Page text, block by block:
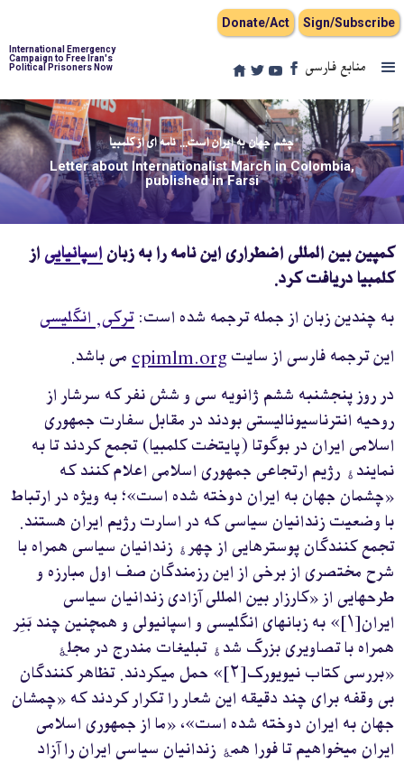
Donate/Act Sign/Subscribe
International Emergency
Campaign to Free Iran's
Political Prisoners Now
منابع فارسی
چشم جهان به ایران است... نامه ای از کلمبیا
Letter about Internationalist March in Colombia,
published in Farsi
کمپین بین المللی اضطراری این نامه را به زبان اسپانیاییاز
کلمبیا دریافت کرد.
به چندین زبان از جمله ترجمه شده است: ترکی, انگلیسی
این ترجمه فارسی از سایتcpimlm.org می باشد.
در روز پنجشنبه ششم ژانویه سی و شش نفر که سرشار از
روحیه انترناسیونالیستی بودند در مقابل سفارت جمهوری
اسلامی ایران در بوگوتا (پایتخت کلمبیا) تجمع کردند تا به
نمایندۀ رژیم ارتجاعی جمهوری اسلامی اعلام کنند که
«چشمان جهان به ایران دوخته شده است»؛ به ویژه در ارتباط
با وضعیت زندانیان سیاسی که در اسارت رژیم ایران هستند.
تجمع کنندگان پوسترهایی از چهرۀ زندانیان سیاسی همراه با
شرح مختصری از برخی از این رزمندگان صف اول مبارزه و
طرحهایی از «کارزار بین المللی آزادی زندانیان سیاسی
ایران[۱]» به زبانهای انگلیسی و اسپانیولی و همچنین چند بَنِر
همراه با تصاویری بزرگ شدۀ تبلیغات مندرج در مجلۀ
«بررسی کتاب نیویورک[۲]» حمل میکردند. تظاهر کنندگان
بی وقفه برای چند دقیقه این شعار را تکرار کردند که «چمشان
جهان به ایران دوخته شده است»، «ما از جمهوری اسلامی
ایران میخواهیم تا فورا همۀ زندانیان سیاسی ایران را آزاد